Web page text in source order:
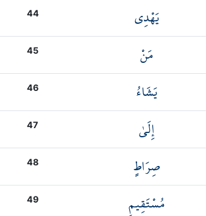
44 يَهْدِي
45 مَنْ
46 يَشَاءُ
47 إِلَىٰ
48 صِرَاطٍ
49 مُسْتَقِيمٍ